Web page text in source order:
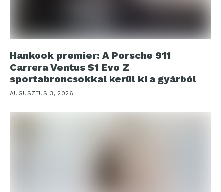
Hankook premier: A Porsche 911
Carrera Ventus S1 Evo Z
sportabroncsokkal kerül ki a gyárból
AUGUSZTUS 3, 2026